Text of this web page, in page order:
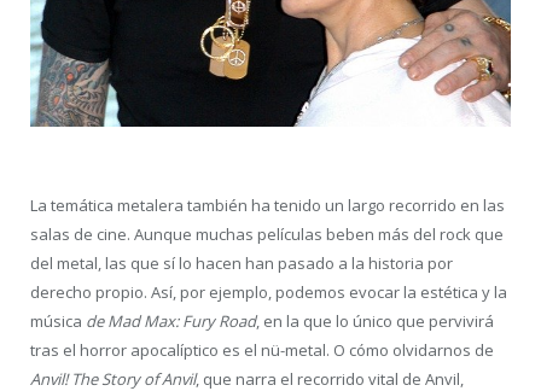
La temática metalera también ha tenido un largo recorrido en las
salas de cine. Aunque muchas películas beben más del rock que
del metal, las que sí lo hacen han pasado a la historia por
derecho propio. Así, por ejemplo, podemos evocar la estética y la
música de Mad Max: Fury Road, en la que lo único que pervivirá
tras el horror apocalíptico es el nü-metal. O cómo olvidarnos de
Anvil! The Story of Anvil, que narra el recorrido vital de Anvil,